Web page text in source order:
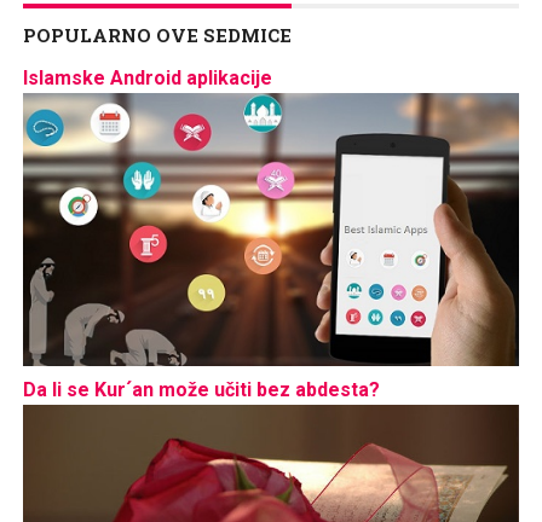
POPULARNO OVE SEDMICE
Islamske Android aplikacije
Da li se Kur´an može učiti bez abdesta?